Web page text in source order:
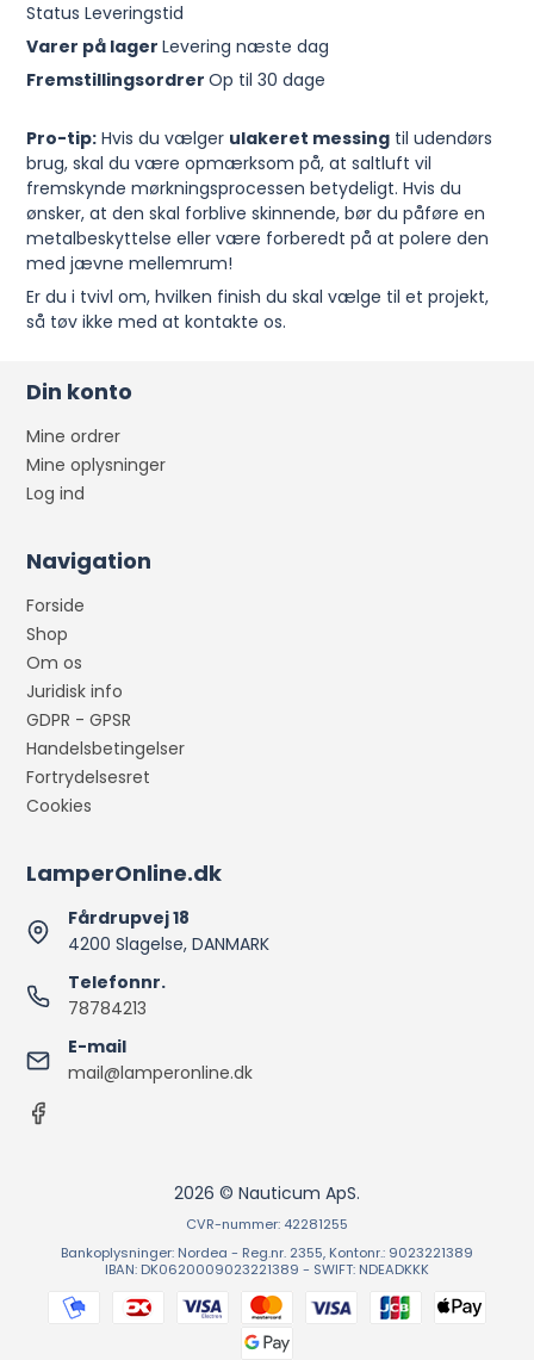
Status Leveringstid
Varer på lagerLevering næste dag
FremstillingsordrerOp til 30 dage
Pro-tip: Hvis du vælger ulakeret messing til udendørs
brug, skal du være opmærksom på, at saltluft vil
fremskynde mørkningsprocessen betydeligt. Hvis du
ønsker, at den skal forblive skinnende, bør du påføre en
metalbeskyttelse eller være forberedt på at polere den
med jævne mellemrum!
Er du i tvivl om, hvilken finish du skal vælge til et projekt,
så tøv ikke med at kontakte os.
Din konto
Mine ordrer
Mine oplysninger
Log ind
Navigation
Forside
Shop
Om os
Juridisk info
GDPR - GPSR
Handelsbetingelser
Fortrydelsesret
Cookies
LamperOnline.dk
Fårdrupvej 18
4200 Slagelse, DANMARK
Telefonnr.
78784213
E-mail
mail@lamperonline.dk
2026 © Nauticum ApS.
CVR-nummer: 42281255
Bankoplysninger: Nordea - Reg.nr. 2355, Kontonr.: 9023221389
IBAN: DK0620009023221389 - SWIFT: NDEADKKK